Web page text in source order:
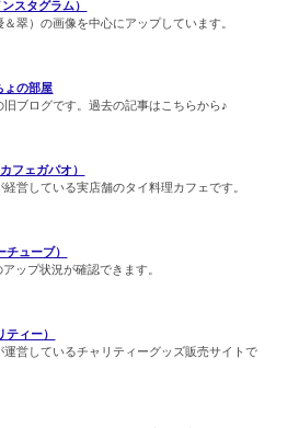
スタグラム）
翠）の画像を中心にアップしています。
ょの部屋
旧ブログです。過去の記事はこちらから♪
フェガパオ）
経営している実店舗のタイ料理カフェです。
ューブ）
ップ状況が確認できます。
ィー）
運営しているチャリティーグッズ販売サイトで